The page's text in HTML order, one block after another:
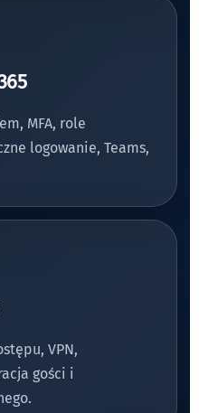
MFA, role
logowanie, Teams,
VPN,
gości i